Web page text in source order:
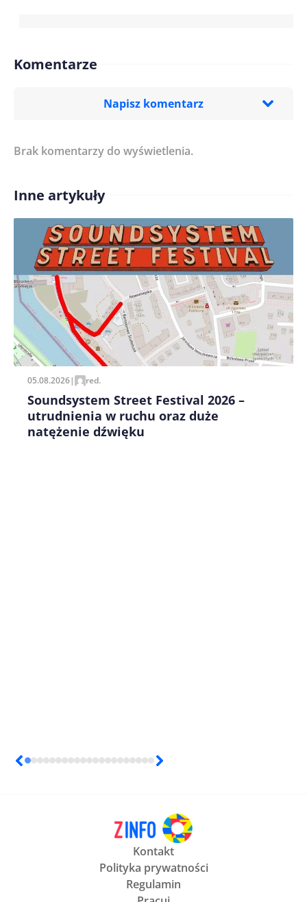
Komentarze
Napisz komentarz
Treść komentarza*
Imię/ Nick*
Zapamiętaj moje dane w tej przeglądarce podczas
pisania kolejnych komentarzy.
Brak komentarzy do wyświetlenia.
Inne artykuły
05.08.2026| red.
Soundsystem Street Festival 2026 –
utrudnienia w ruchu oraz duże
natężenie dźwięku
Kontakt
Polityka prywatności
Regulamin